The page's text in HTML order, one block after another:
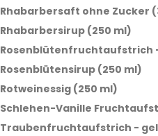
Rhabarbersaft ohne Zucker
Rhabarbersirup (250 ml)
Rosenblütenfruchtaufstrich
Rosenblütensirup (250 ml)
Rotweinessig (250 ml)
Schlehen-Vanille
Traubenfruchtaufstrich -